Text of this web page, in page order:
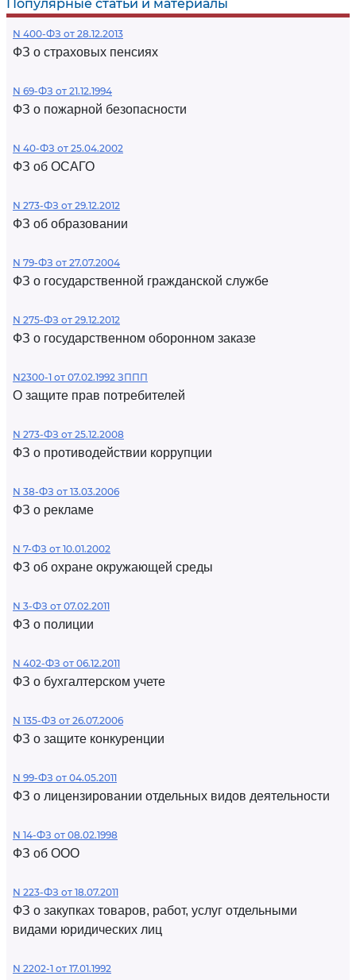
Популярные статьи и материалы
N 400-ФЗ от 28.12.2013
ФЗ о страховых пенсиях
N 69-ФЗ от 21.12.1994
ФЗ о пожарной безопасности
N 40-ФЗ от 25.04.2002
ФЗ об ОСАГО
N 273-ФЗ от 29.12.2012
ФЗ об образовании
N 79-ФЗ от 27.07.2004
ФЗ о государственной гражданской службе
N 275-ФЗ от 29.12.2012
ФЗ о государственном оборонном заказе
N2300-1 от 07.02.1992 ЗППП
О защите прав потребителей
N 273-ФЗ от 25.12.2008
ФЗ о противодействии коррупции
N 38-ФЗ от 13.03.2006
ФЗ о рекламе
N 7-ФЗ от 10.01.2002
ФЗ об охране окружающей среды
N 3-ФЗ от 07.02.2011
ФЗ о полиции
N 402-ФЗ от 06.12.2011
ФЗ о бухгалтерском учете
N 135-ФЗ от 26.07.2006
ФЗ о защите конкуренции
N 99-ФЗ от 04.05.2011
ФЗ о лицензировании отдельных видов деятельности
N 14-ФЗ от 08.02.1998
ФЗ об ООО
N 223-ФЗ от 18.07.2011
ФЗ о закупках товаров, работ, услуг отдельными
видами юридических лиц
N 2202-1 от 17.01.1992